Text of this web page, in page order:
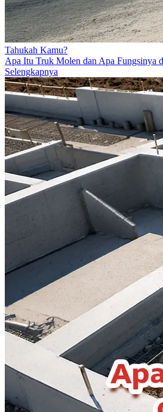
Tahukah Kamu?
Apa Itu Truk Molen dan Apa Fungsinya
Selengkapnya